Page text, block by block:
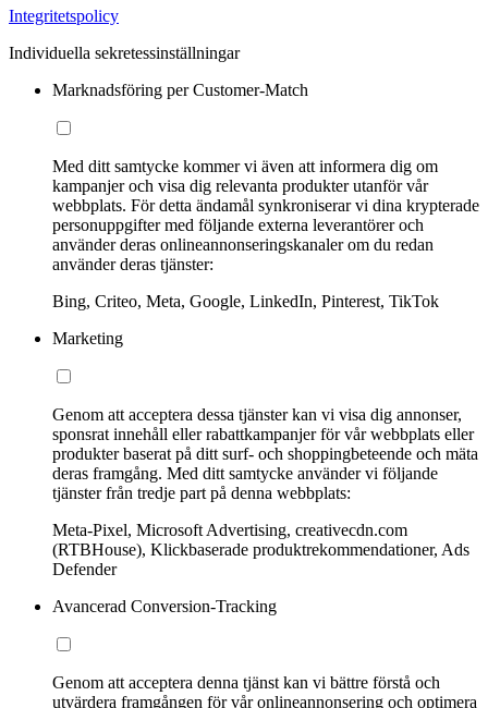
Integritetspolicy
Individuella sekretessinställningar
Marknadsföring per Customer-Match
Med ditt samtycke kommer vi även att informera dig om
kampanjer och visa dig relevanta produkter utanför vår
webbplats. För detta ändamål synkroniserar vi dina krypterade
personuppgifter med följande externa leverantörer och
använder deras onlineannonseringskanaler om du redan
använder deras tjänster:
Bing, Criteo, Meta, Google, LinkedIn, Pinterest, TikTok
Marketing
Genom att acceptera dessa tjänster kan vi visa dig annonser,
sponsrat innehåll eller rabattkampanjer för vår webbplats eller
produkter baserat på ditt surf- och shoppingbeteende och mäta
deras framgång. Med ditt samtycke använder vi följande
tjänster från tredje part på denna webbplats:
Meta-Pixel, Microsoft Advertising, creativecdn.com
(RTBHouse), Klickbaserade produktrekommendationer, Ads
Defender
Avancerad Conversion-Tracking
Genom att acceptera denna tjänst kan vi bättre förstå och
utvärdera framgången för vår onlineannonsering och optimera